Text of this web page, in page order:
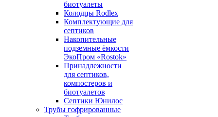
биотуалеты
Колодцы Rodlex
Комплектующие для
септиков
Накопительные
подземные ёмкости
ЭкоПром «Rostok»
Принадлежности
для септиков,
компостеров и
биотуалетов
Септики Юнилос
Трубы гофрированные